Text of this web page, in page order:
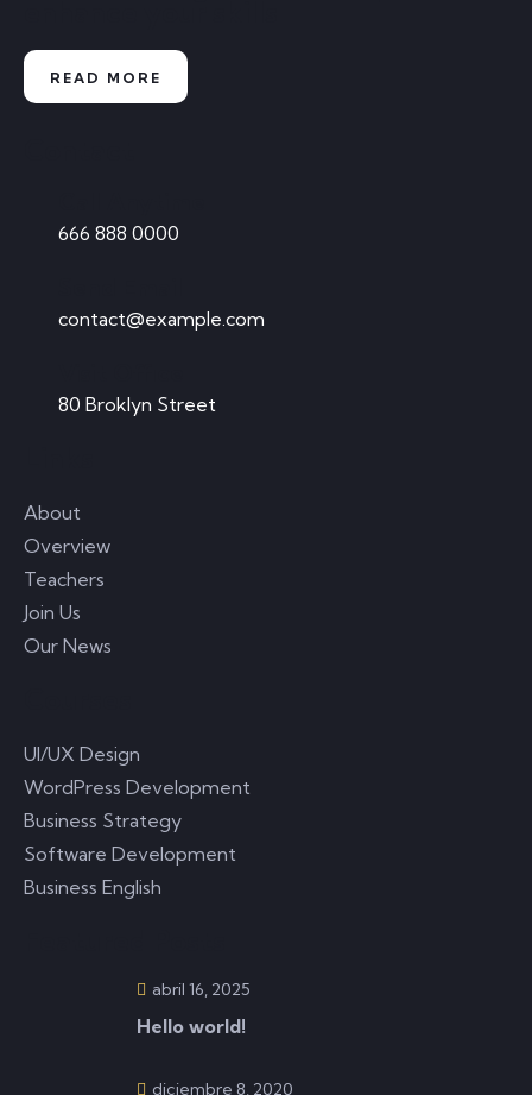
READ MORE
666 888 0000
contact@example.com
80 Broklyn Street
About
Overview
Teachers
Join Us
Our News
UI/UX Design
WordPress Development
Business Strategy
Software Development
Business English
abril 16, 2025
Hello world!
diciembre 8, 2020